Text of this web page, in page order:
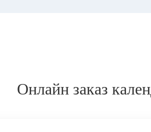
Онлайн заказ